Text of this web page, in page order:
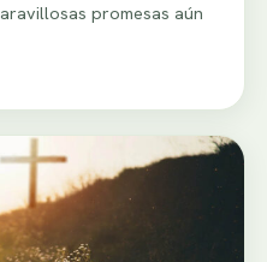
promesas aún